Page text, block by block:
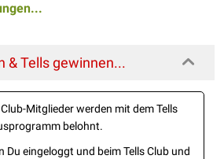
& Tells gewinnen...
Club-Mitglieder werden mit dem Tells
belohnt.
Du eingeloggt und beim Tells Club und